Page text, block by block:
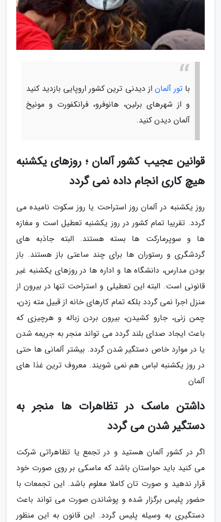
باتور آلمان از دیدنی ترین کشور اروپایی بازدید کنید
و از شهرهای برلین، هانوفرو، فرانکفورت و مونیخ
آلمان دیدن کنید.
قوانین عجیب کشور آلمان ؛ روزهای یکشنبه
هیچ کاری انجام داده نمی گردد
روز یکشنبه در آلمان روز استراحت یا روز سکوت نامیده می
گردد. تقریبا تمام کشور در روز یکشنبه تعطیل است و مغازه
ها و سوپرمارکت ها بسته هستند. البته جاذبه های
گردشگری و رستوران ها برای چند ساعتی باز هستند. باز
بودن مدارس، دانشگاه ها و اداره ها در روزهای یکشنبه غیر
قانونی است. البته این تعطیلی و استراحت تنها در بیرون از
منزل اجرا نمی گردد بلکه تمام کارهای خانه از قبیل مته زدن،
چمن زنی، جارو کشیدن، بیرون بردن زباله و هرچیزی که
باعث ایجاد صدای بلند گردد می تواند منجر به جریمه شدن
یا در موارد خاص دستگیر شدن گردد. بیشتر آلمانی ها حتی
در روز یکشنبه لباس هم نمی شویند. معروف ترین غذا های
آلمان
داشتن ماسک در تظاهرات ها منجر به
دستگیر شدن می گردد
اگر در کشور آلمان هستید و در تجمع یا تظاهراتی شرکت
می کنید باید حواستان باشد که ماسکی بر روی صورت خود
قرار ندهید و صورت تان کاملا معلوم باشد. این تجمعات با
حضور پلیس برگزار شده و پوشاندن صورت می تواند باعث
دستگیری به وسیله پلیس گردد. این قانون به این منظور